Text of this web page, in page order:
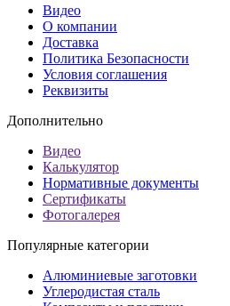
Видео
О компании
Доставка
Политика Безопасности
Условия соглашения
Реквизиты
Дополнительно
Видео
Калькулятор
Нормативные документы
Сертификаты
Фотогалерея
Популярные категории
Алюминиевые заготовки
Углеродистая сталь